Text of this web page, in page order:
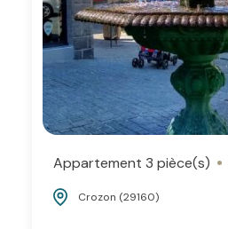
Appartement 3 pièce(s)
Crozon (29160)